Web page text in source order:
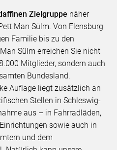
Zielgruppe näher
Man Sülm. Von Flensburg
Familie bis zu den
Sülm erreichen Sie nicht
Mitglieder, sondern auch
Bundesland.
Auflage liegt zusätzlich an
Stellen in Schleswig-
aus – in Fahrradläden,
sowie auch in
und dem